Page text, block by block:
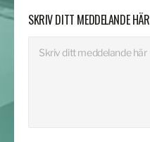
SKRIV DITT MEDDELANDE HÄR